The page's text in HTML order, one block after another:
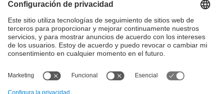
La investigación en la UPC
Fomento y apoyo a la
investigación
La transferencia, el
emprendimiento y la innovación
en la UPC
transferencia, el emprendimiento